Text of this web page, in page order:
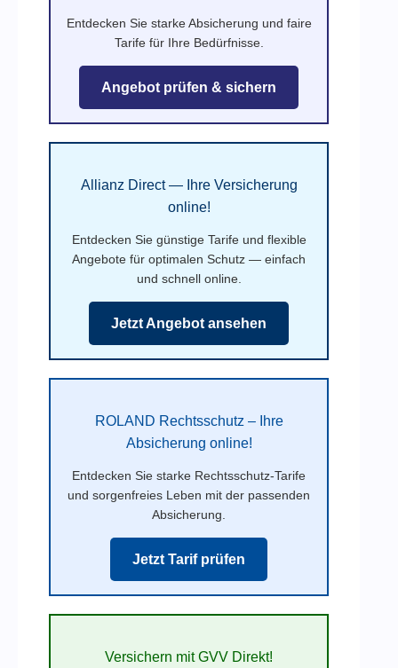
Entdecken Sie starke Absicherung und faire
Tarife für Ihre Bedürfnisse.
Angebot prüfen & sichern
Allianz Direct — Ihre Versicherung
online!
Entdecken Sie günstige Tarife und flexible
Angebote für optimalen Schutz — einfach
und schnell online.
Jetzt Angebot ansehen
ROLAND Rechtsschutz – Ihre
Absicherung online!
Entdecken Sie starke Rechtsschutz-Tarife
und sorgenfreies Leben mit der passenden
Absicherung.
Jetzt Tarif prüfen
Versichern mit GVV Direkt!